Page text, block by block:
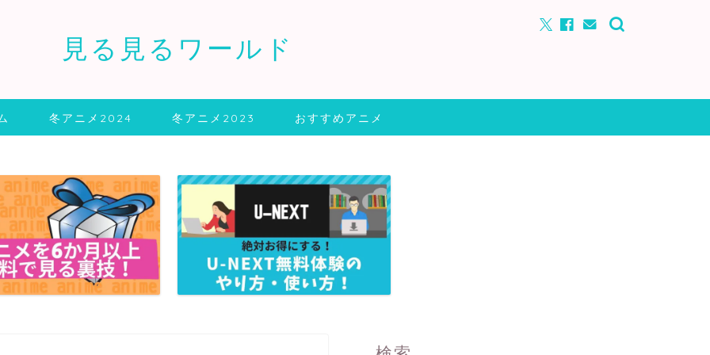
見る見るワールド
冬アニメ2024 冬アニメ2023 おすすめアニメ